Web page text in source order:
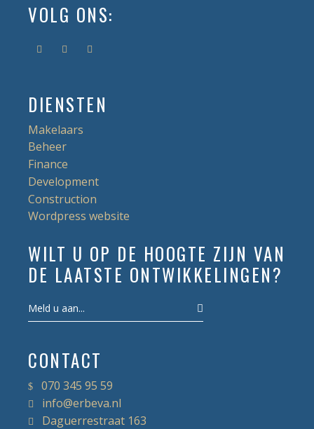
VOLG ONS:
DIENSTEN
Makelaars
Beheer
Finance
Development
Construction
Wordpress website
WILT U OP DE HOOGTE ZIJN VAN
DE LAATSTE ONTWIKKELINGEN?
CONTACT
070 345 95 59
info@erbeva.nl
Daguerrestraat 163